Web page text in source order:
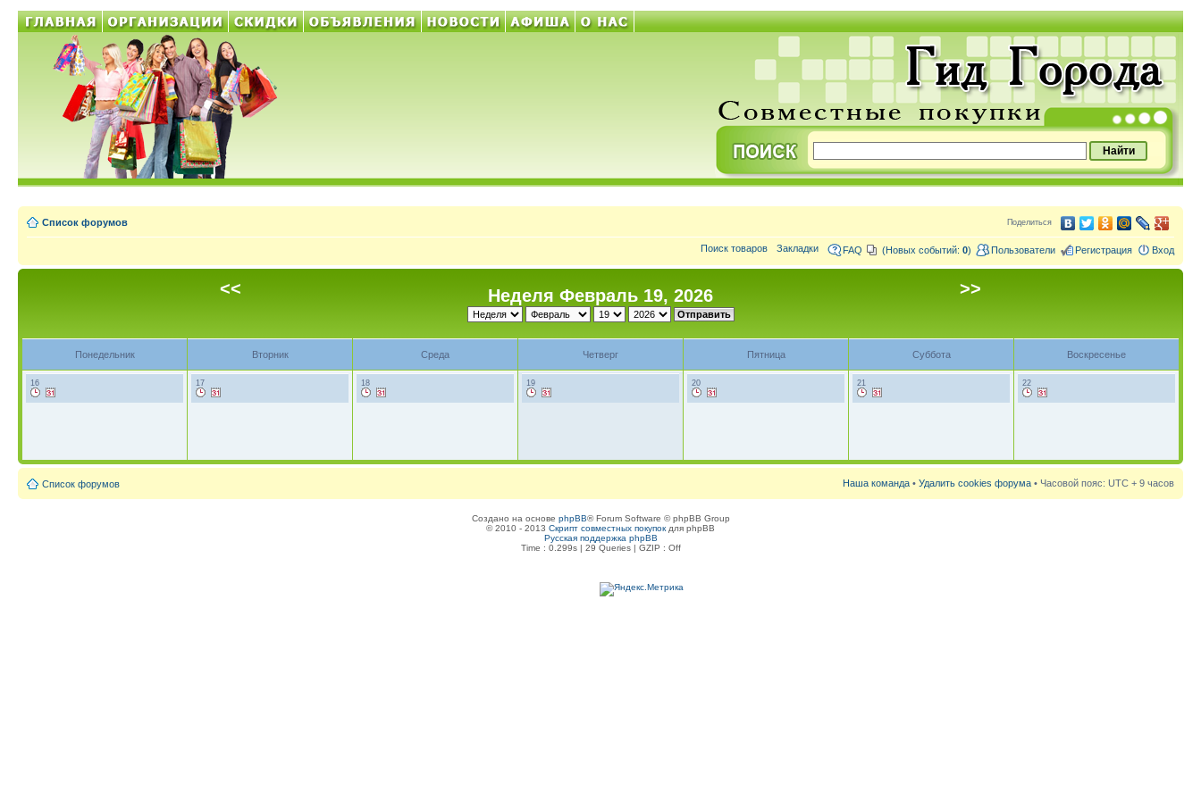
Список форумов Поделиться
FAQ (Новых событий: 0) Пользователи Регистрация Вход
Поиск товаров Закладки
<< Неделя Февраль 19, 2026 >>
Понедельник Вторник Среда Четверг Пятница Суббота Воскресенье
16 17 18 19 20 21 22
Список форумов Наша команда • Удалить cookies форума • Часовой пояс: UTC + 9 часов
Создано на основе phpBB® Forum Software © phpBB Group
© 2010 - 2013 Скрипт совместных покупок для phpBB
Русская поддержка phpBB
Time : 0.299s | 29 Queries | GZIP : Off